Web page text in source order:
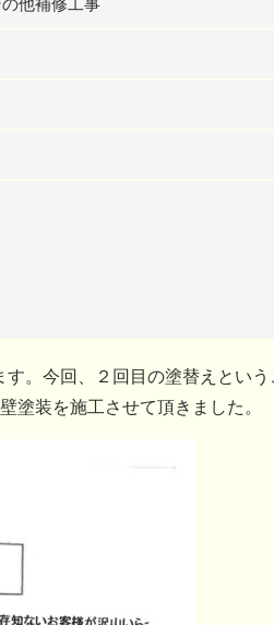
他補修工事
。今回、２回目の塗替えとい
塗装を施工させて頂きました。